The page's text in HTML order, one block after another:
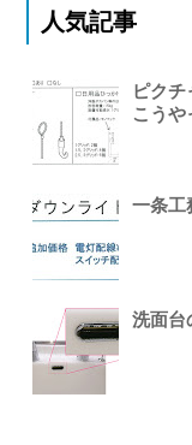
人気記事
ピク
こうや
一条工
洗面台